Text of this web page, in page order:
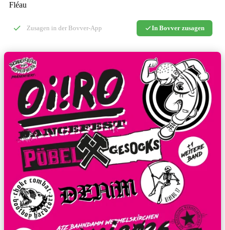
Fléau
Zusagen in der Bovver-App In Bovver zusagen